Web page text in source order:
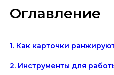
Оглавление
1. Как карточки
2. Инструменты для